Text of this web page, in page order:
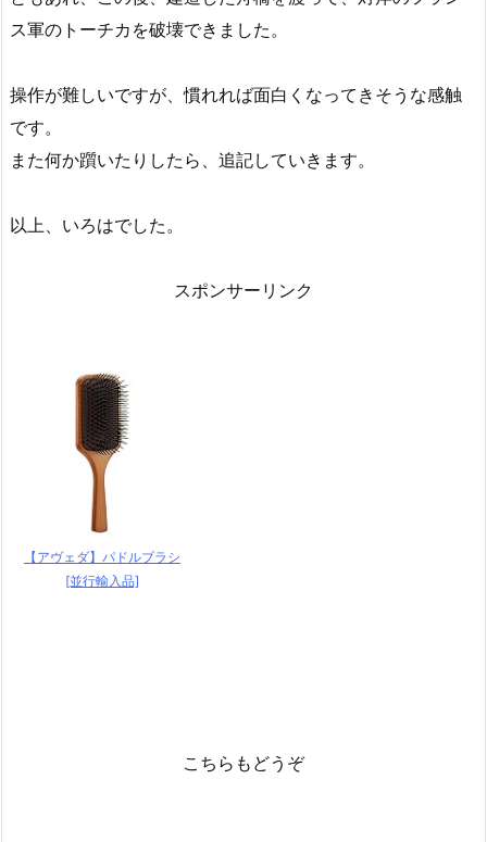
ス軍のトーチカを破壊できました。
操作が難しいですが、慣れれば面白くなってきそうな感触
です。
また何か躓いたりしたら、追記していきます。
以上、いろはでした。
スポンサーリンク
【アヴェダ】パドルブラシ
[並行輸入品]
こちらもどうぞ